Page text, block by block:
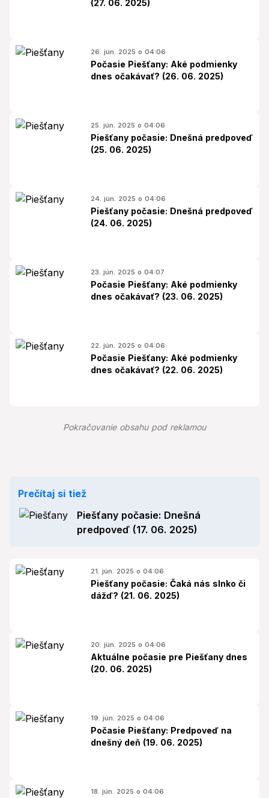
(27. 06. 2025)
26. jún. 2025 o 04:06
Počasie Piešťany: Aké podmienky
dnes očakávať? (26. 06. 2025)
25. jún. 2025 o 04:06
Piešťany počasie: Dnešná predpoveď
(25. 06. 2025)
24. jún. 2025 o 04:06
Piešťany počasie: Dnešná predpoveď
(24. 06. 2025)
23. jún. 2025 o 04:07
Počasie Piešťany: Aké podmienky
dnes očakávať? (23. 06. 2025)
22. jún. 2025 o 04:06
Počasie Piešťany: Aké podmienky
dnes očakávať? (22. 06. 2025)
Pokračovanie obsahu pod reklamou
Prečítaj si tiež
Piešťany počasie: Dnešná
predpoveď (17. 06. 2025)
21. jún. 2025 o 04:06
Piešťany počasie: Čaká nás slnko či
dážď? (21. 06. 2025)
20. jún. 2025 o 04:06
Aktuálne počasie pre Piešťany dnes
(20. 06. 2025)
19. jún. 2025 o 04:06
Počasie Piešťany: Predpoveď na
dnešný deň (19. 06. 2025)
18. jún. 2025 o 04:06